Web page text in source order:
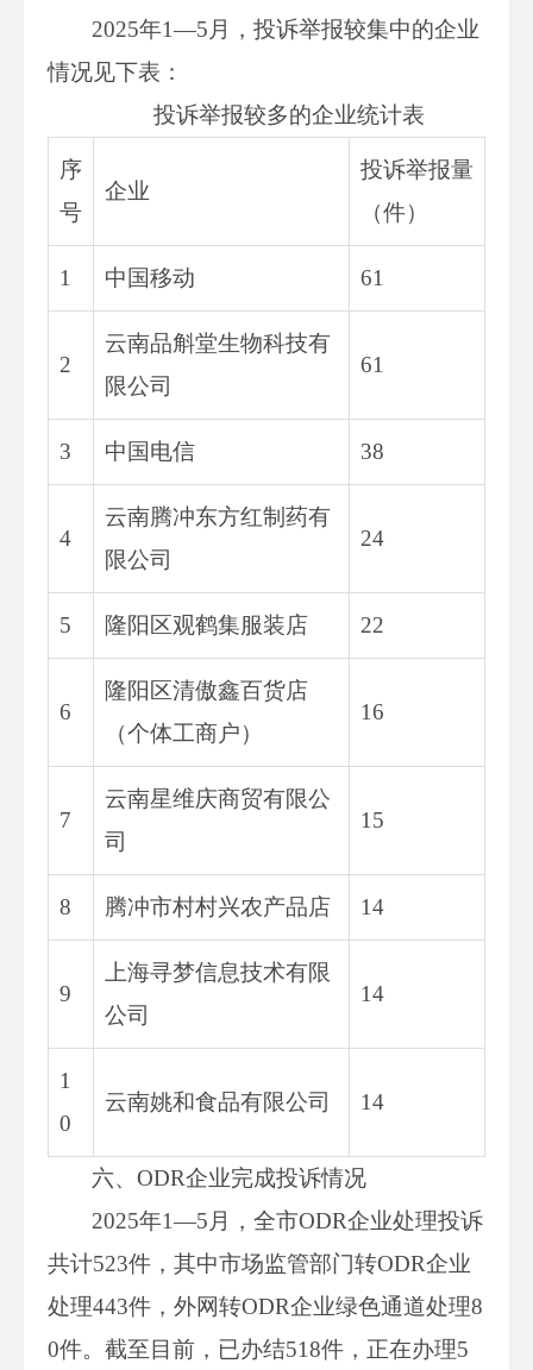
2025年1—5月，投诉举报较集中的企业
情况见下表：
投诉举报较多的企业统计表
序
号
企业
投诉举报量
（件）
1 中国移动 61
2
云南品斛堂生物科技有
限公司
61
3 中国电信 38
4
云南腾冲东方红制药有
限公司
24
5 隆阳区观鹤集服装店 22
6
隆阳区清傲鑫百货店
（个体工商户）
16
7
云南星维庆商贸有限公
司
15
8 腾冲市村村兴农产品店 14
9
上海寻梦信息技术有限
公司
14
1
0
云南姚和食品有限公司 14
六、ODR企业完成投诉情况
2025年1—5月，全市ODR企业处理投诉
共计523件，其中市场监管部门转ODR企业
处理443件，外网转ODR企业绿色通道处理8
0件。截至目前，已办结518件，正在办理5